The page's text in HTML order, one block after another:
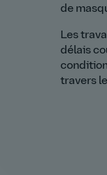
de
Les
délais
travers